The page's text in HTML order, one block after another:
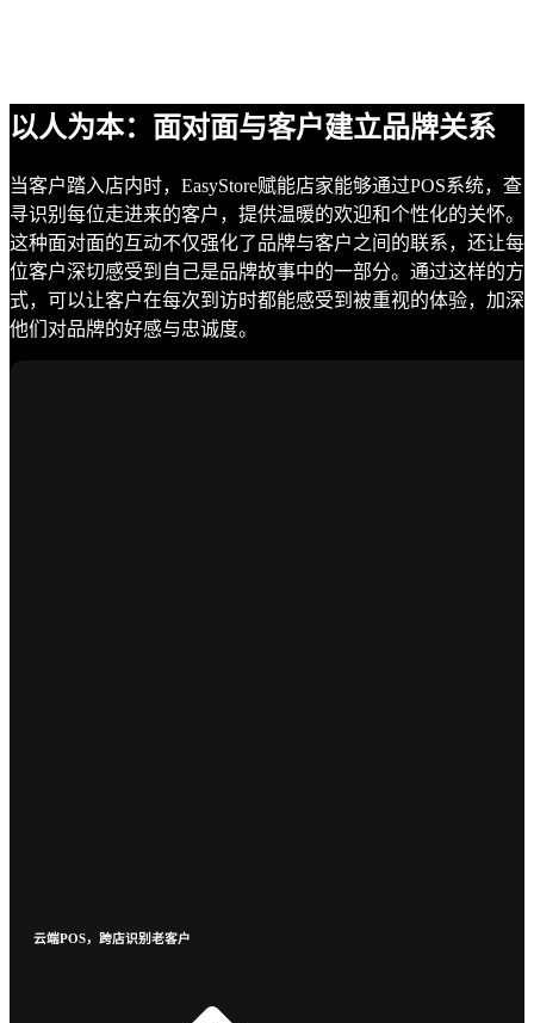
以人为本：面对面与客户建立品牌关系
当客户踏入店内时，EasyStore赋能店家能够通过POS系统，查
寻识别每位走进来的客户，提供温暖的欢迎和个性化的关怀。
这种面对面的互动不仅强化了品牌与客户之间的联系，还让每
位客户深切感受到自己是品牌故事中的一部分。通过这样的方
式，可以让客户在每次到访时都能感受到被重视的体验，加深
他们对品牌的好感与忠诚度。
云端POS，跨店识别老客户